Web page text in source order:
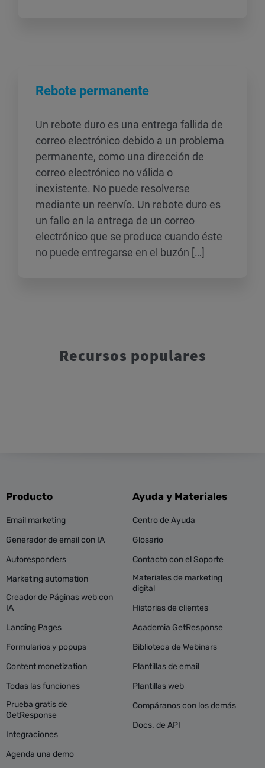
Rebote permanente
Un rebote duro es una entrega fallida de
correo electrónico debido a un problema
permanente, como una dirección de
correo electrónico no válida o
inexistente. No puede resolverse
mediante un reenvío. Un rebote duro es
un fallo en la entrega de un correo
electrónico que se produce cuando éste
no puede entregarse en el buzón […]
Recursos populares
Producto
Email marketing
Generador de email con IA
Autoresponders
Marketing automation
Creador de Páginas web con
IA
Landing Pages
Formularios y popups
Content monetization
Todas las funciones
Prueba gratis de
GetResponse
Integraciones
Agenda una demo
Ayuda y Materiales
Centro de Ayuda
Glosario
Contacto con el Soporte
Materiales de marketing
digital
Historias de clientes
Academia GetResponse
Biblioteca de Webinars
Plantillas de email
Plantillas web
Compáranos con los demás
Docs. de API